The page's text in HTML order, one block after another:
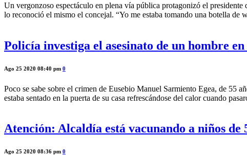
Un vergonzoso espectáculo en plena vía pública protagonizó el
lo reconoció el mismo el concejal. “Yo me estaba tomando una botella de
Policía investiga el asesinato de un hombre
Ago 25 2020 08:40 pm 0
Poco se sabe sobre el crimen de Eusebio Manuel Sarmiento Egea, de 55
estaba sentado en la puerta de su casa refrescándose del calor cuando
Atención: Alcaldía está vacunando a niños
Ago 25 2020 08:36 pm 0